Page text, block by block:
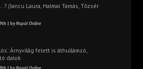
(Iancu Laura, Halmai Tamás, Tőzsér
| byNapút Online
Árnyvilág felett is áthullámzó,
dalok
| byNapút Online